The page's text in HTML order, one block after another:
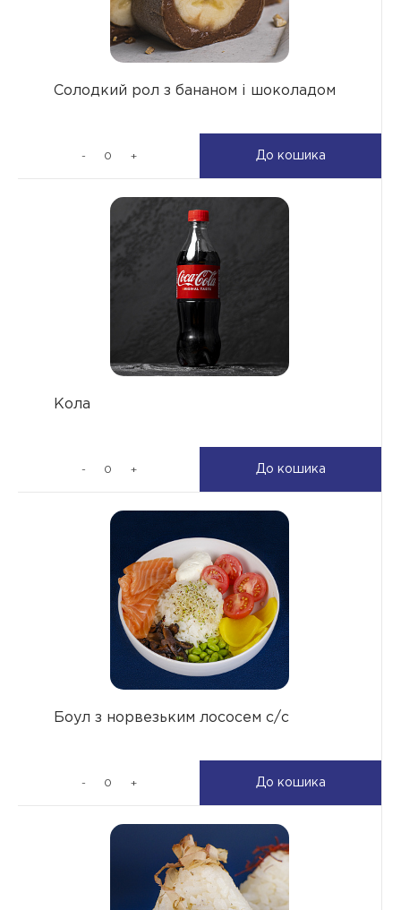
Солодкий рол з бананом і шоколадом
- + До кошика
Кола
- + До кошика
Боул з норвезьким лососем с/с
- + До кошика